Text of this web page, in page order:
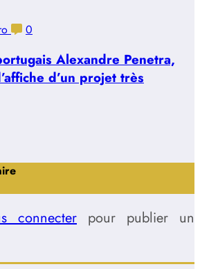
0
Alexandre Penetra,
d’un projet très
connecter pour publier un